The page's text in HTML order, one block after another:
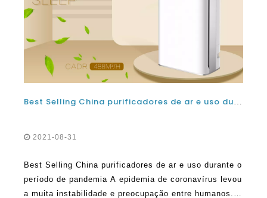
Best Selling China purificadores de ar e uso durante o período de pandemia
2021-08-31
Best Selling China purificadores de ar e uso durante o
período de pandemia A epidemia de coronavírus levou
a muita instabilidade e preocupação entre humanos.